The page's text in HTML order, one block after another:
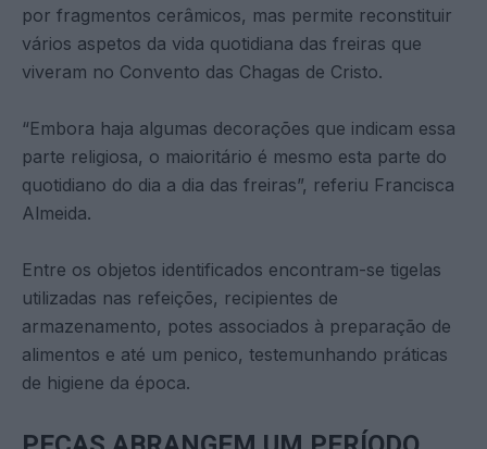
por fragmentos cerâmicos, mas permite reconstituir
vários aspetos da vida quotidiana das freiras que
viveram no Convento das Chagas de Cristo.
“Embora haja algumas decorações que indicam essa
parte religiosa, o maioritário é mesmo esta parte do
quotidiano do dia a dia das freiras”, referiu Francisca
Almeida.
Entre os objetos identificados encontram-se tigelas
utilizadas nas refeições, recipientes de
armazenamento, potes associados à preparação de
alimentos e até um penico, testemunhando práticas
de higiene da época.